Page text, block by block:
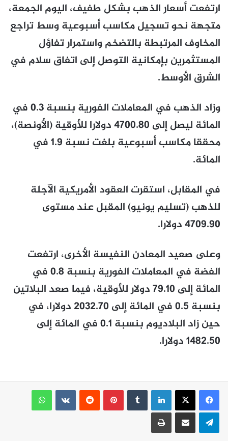
ارتفعت أسعار الذهب بشكل طفيف، اليوم الجمعة،
متجهة نحو تسجيل مكاسب أسبوعية وسط تراجع
المخاوف المرتبطة بالتضخم واستمرار تفاؤل
المستثمرين بإمكانية التوصل إلى اتفاق سلام في
الشرق الأوسط.
وزاد الذهب في المعاملات الفورية بنسبة 0.3 في
المائة ليصل إلى 4700.80 دولارا للأوقية (الأونصة)،
محققا مكاسب أسبوعية بلغت نسبة 1.9 في
المائة.
في المقابل، استقرت العقود الأمريكية الآجلة
للذهب (تسليم يونيو) المقبل عند مستوى
4709.90 دولارا.
وعلى صعيد المعادن النفيسة الأخرى، ارتفعت
الفضة في المعاملات الفورية بنسبة 0.8 في
المائة إلى 79.10 دولار للأوقية، فيما صعد البلاتين
بنسبة 0.5 في المائة إلى 2032.70 دولارا، في
حين زاد البلاديوم بنسبة 0.1 في المائة إلى
1482.50 دولارا.
لينكدإن بينتيريست
واتساب
تيلقرام مشاركة عبر البريد طباعة